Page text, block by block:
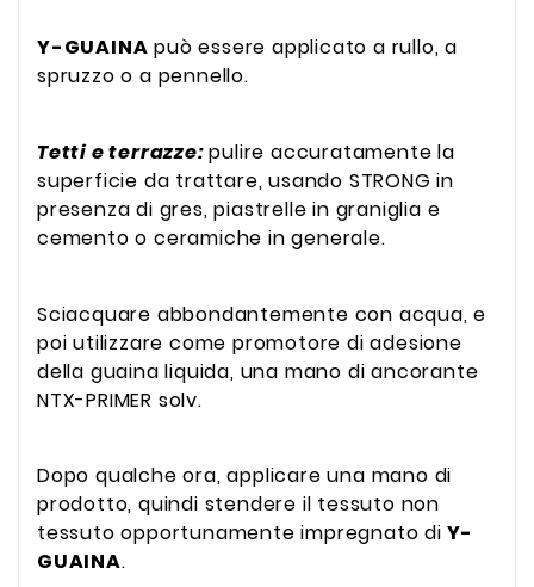
Y-GUAINA può essere applicato a rullo, a
spruzzo o a pennello.
Tetti e terrazze:pulire accuratamente la
superficie da trattare, usando STRONG in
presenza di gres, piastrelle in graniglia e
cemento o ceramiche in generale.
Sciacquare abbondantemente con acqua, e
poi utilizzare come promotore di adesione
della guaina liquida, una mano di ancorante
NTX-PRIMER solv.
Dopo qualche ora, applicare una mano di
prodotto, quindi stendere il tessuto non
tessuto opportunamente impregnato di Y-
GUAINA.